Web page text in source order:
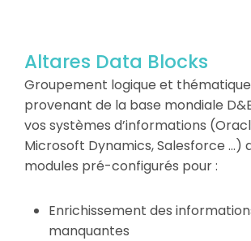
Altares Data Blocks
Groupement logique et
provenant de la base mondiale
vos systèmes d’informations
Microsoft Dynamics, Salesforce …)
modules pré-configurés pour :
Enrichissement des
manquantes